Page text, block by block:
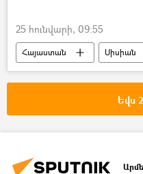
25 հունվարի, 09:55
Հայաստան Սիսիան
օդանավակայան
Եվս